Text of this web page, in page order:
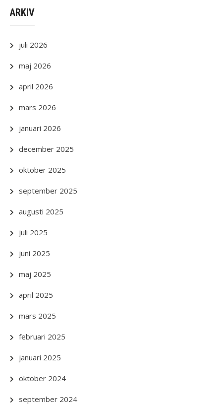
ARKIV
juli 2026
maj 2026
april 2026
mars 2026
januari 2026
december 2025
oktober 2025
september 2025
augusti 2025
juli 2025
juni 2025
maj 2025
april 2025
mars 2025
februari 2025
januari 2025
oktober 2024
september 2024